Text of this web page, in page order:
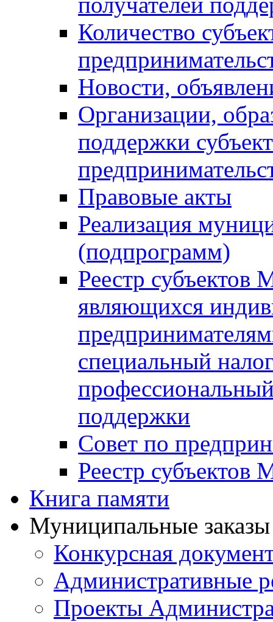
Количество
Новости,
Организации,
поддержки
Правовые акты
Реализация
(подпрограмм)
Реестр
являющихся
специальный
поддержки
Совет по
Реестр
Книга памяти
Муниципальные
Конкурсная
Административные
Проекты